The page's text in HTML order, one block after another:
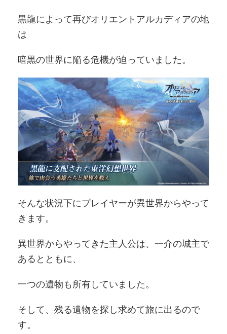
黒龍によって再びオリエントアルカディアの地
は
暗黒の世界に陥る危機が迫っていました。
そんな状況下にプレイヤーが異世界からやって
きます。
異世界からやってきた主人公は、一介の城主で
あるとともに、
一つの遺物も所有していました。
そして、残る遺物を探し求めて旅に出るので
す。